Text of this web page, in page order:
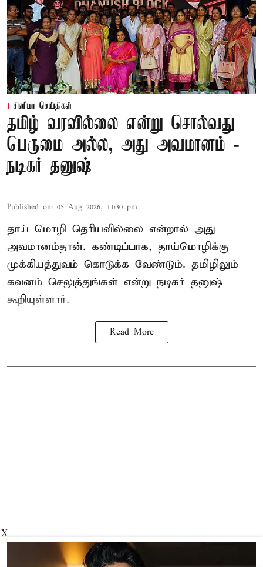
சினிமா செய்திகள்
தமிழ் வரவில்லை என்று சொல்வது
பெருமை அல்ல, அது அவமானம் -
நடிகர் தனுஷ்
Published on: 05 Aug 2026, 11:30 pm
தாய் மொழி தெரியவில்லை என்றால் அது
அவமானம்தான். கண்டிப்பாக, தாய்மொழிக்கு
முக்கியத்துவம் கொடுக்க வேண்டும். தமிழிலும்
கவனம் செலுத்துங்கள் என்று நடிகர் தனுஷ்
கூறியுள்ளார்.
Read More
X